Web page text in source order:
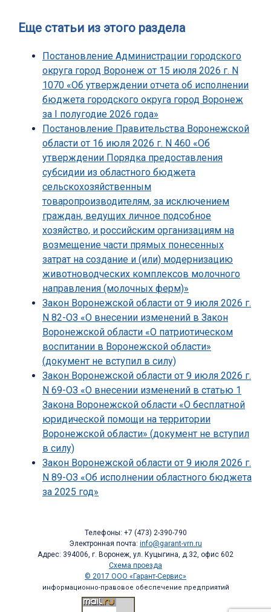
Еще статьи из этого раздела
Постановление Администрации городского
округа город Воронеж от 15 июля 2026 г. N
1070 «Об утверждении отчета об исполнении
бюджета городского округа город Воронеж
за I полугодие 2026 года»
Постановление Правительства Воронежской
области от 16 июля 2026 г. N 460 «Об
утверждении Порядка предоставления
субсидии из областного бюджета
сельскохозяйственным
товаропроизводителям, за исключением
граждан, ведущих личное подсобное
хозяйство, и российским организациям на
возмещение части прямых понесенных
затрат на создание и (или) модернизацию
животноводческих комплексов молочного
направления (молочных ферм)»
Закон Воронежской области от 9 июля 2026 г.
N 82-ОЗ «О внесении изменений в Закон
Воронежской области «О патриотическом
воспитании в Воронежской области»
(документ не вступил в силу)
Закон Воронежской области от 9 июля 2026 г.
N 69-ОЗ «О внесении изменений в статью 1
Закона Воронежской области «О бесплатной
юридической помощи на территории
Воронежской области» (документ не вступил
в силу)
Закон Воронежской области от 9 июля 2026 г.
N 89-ОЗ «Об исполнении областного бюджета
за 2025 год»
Телефоны: +7 (473) 2-390-790
Электронная почта: info@garant-vrn.ru
Адрес: 394006, г. Воронеж, ул. Куцыгина, д.32, офис 602
Схема проезда
© 2017 ООО «Гарант-Сервис»
информационно-правовое обеспечение предприятий